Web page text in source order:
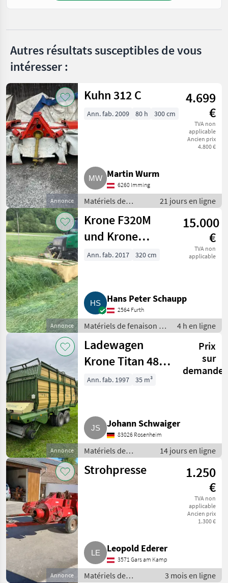
Autres résultats susceptibles de vous
intéresser :
Annonce
Kuhn 312 C
4.699
€
TVA non
applicable
Ancien prix
4.800 €
Ann. fab. 2009 80 h 300 cm
Martin Wurm
6260 Imming
Matériels de
fenaison /
Faucheuses
21 jours en ligne
Annonce
Krone F320M
und Krone
ActiveMow R320
15.000
€
TVA non
applicable
Ann. fab. 2017 320 cm
Hans Peter Schaupp
2564 Furth
Matériels de fenaison /
Faucheuses
4 h en ligne
Annonce
Ladewagen
Krone Titan 48
All in, Titan 48
Prix
sur
demande
Ann. fab. 1997 35 m³
Johann Schwaiger
83026 Rosenheim
Matériels de
fenaison /
Autochargeuses
14 jours en ligne
Annonce
Strohpresse
1.250
€
TVA non
applicable
Ancien prix
1.300 €
Leopold Ederer
3571 Gars am Kamp
Matériels de
3 mois en ligne